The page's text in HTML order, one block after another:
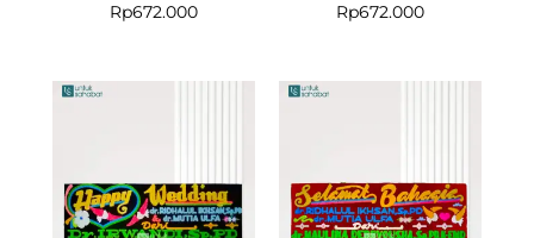
Rp672.000
Rp672.000